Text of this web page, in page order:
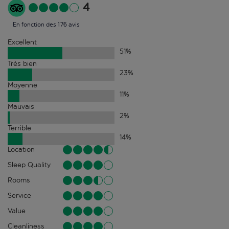
4
En fonction des 176 avis
Excellent
51%
Très bien
23%
Moyenne
11%
Mauvais
2%
Terrible
14%
Location
Sleep Quality
Rooms
Service
Value
Cleanliness